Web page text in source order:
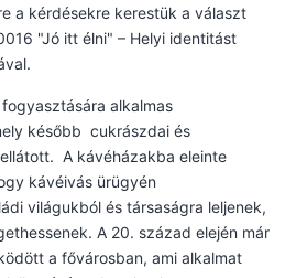
a kérdésekre kerestük a választ
"Jó itt élni" – Helyi identitást
alkalmas
később cukrászdai és
A kávéházakba eleinte
kávéivás ürügyén
világukból és társaságra leljenek,
A 20. század elején már
a fővárosban, ami alkalmat